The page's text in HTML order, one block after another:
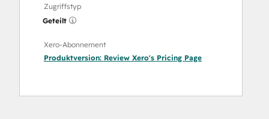
Zugriffstyp
Geteilt
Xero-Abonnement
Produktversion: Review Xero's Pricing Page